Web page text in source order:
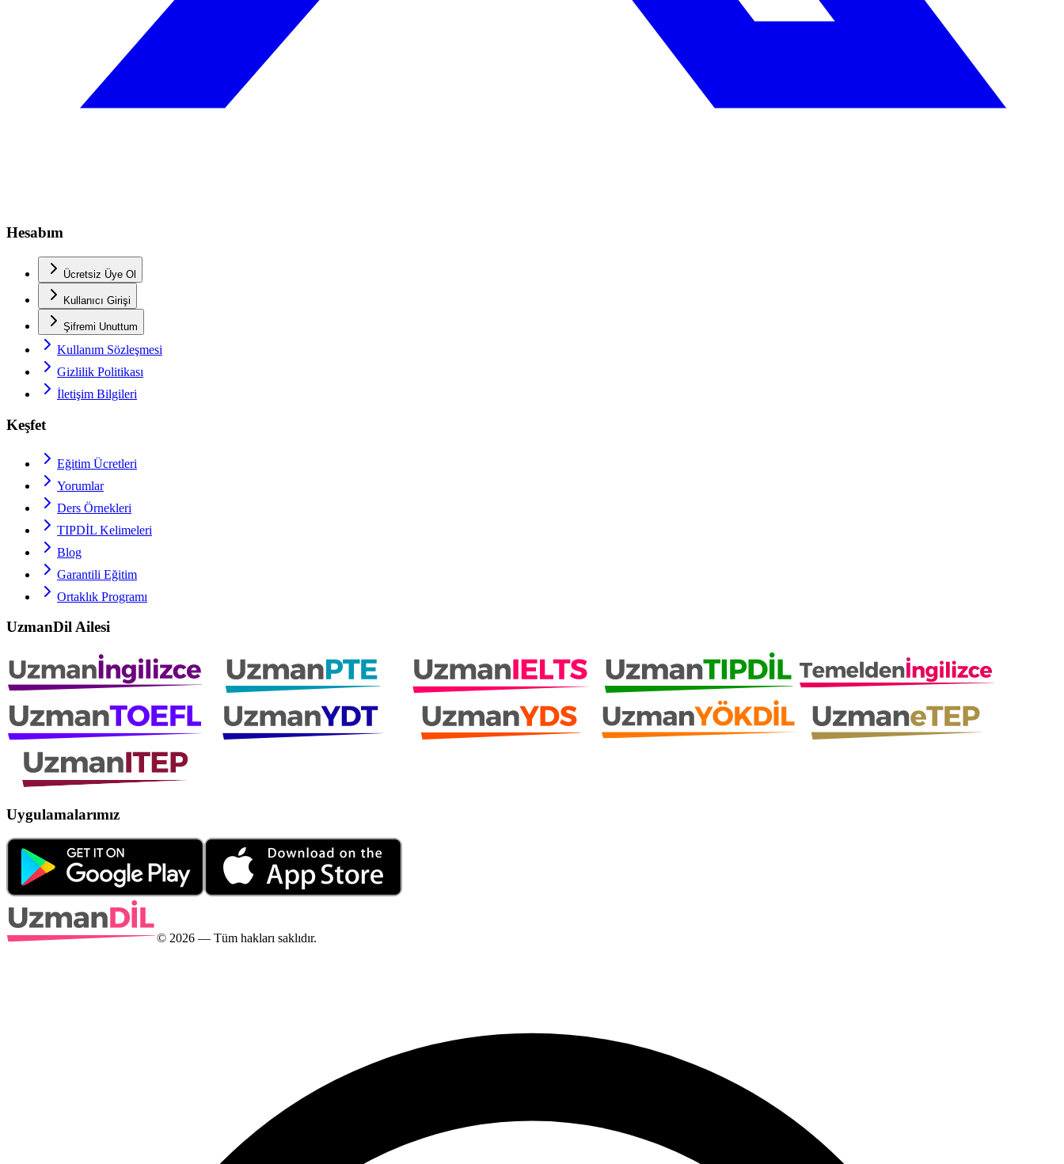
Hesabım
Ücretsiz Üye Ol
Kullanıcı Girişi
Şifremi Unuttum
Kullanım Sözleşmesi
Gizlilik Politikası
İletişim Bilgileri
Keşfet
Eğitim Ücretleri
Yorumlar
Ders Örnekleri
TIPDİL Kelimeleri
Blog
Garantili Eğitim
Ortaklık Programı
UzmanDil Ailesi
Uygulamalarımız
© 2026 — Tüm hakları saklıdır.